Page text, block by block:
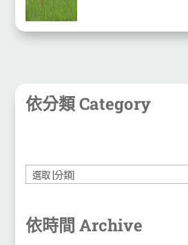
依分類 Category
依時間 Archive